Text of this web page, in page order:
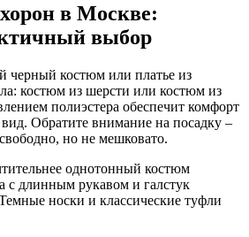
в Москве:
выбор
черный костюм или платье из
костюм из шерсти или костюм из
полиэстера обеспечит комфорт
Обратите внимание на посадку –
но не мешковато.
однотонный костюм
с длинным рукавом и галстук
носки и классические туфли